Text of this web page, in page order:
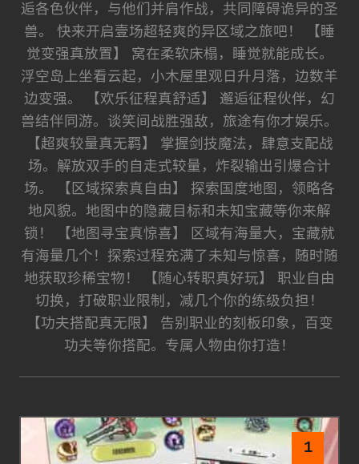
逅各色伙伴，与他们并肩作战，共同障碍诡异的圣
兽。 快来开启壹场超轻爽的异区域之旅吧！ 【睡
觉变强真放置】 窝在柔软床榻，睡觉就能成长。
浮空岛上坐看云起，小木屋里观日升月落，边数羊
边变强。 【欢乐征程真舒适】 邂逅征程伙伴，幻
兽结伴同游。谈笑间战胜强敌，旅途有你才娱乐。
【超爽较量真无羁】 掌握剑技魔法，肆意支配战
场。解放双手的自走式较量，炸裂输出引爆合计
场。 【区域探索真自由】 探索国度地图，领略各
地风貌。地图中的隐藏目标和未知宝藏等你来解
锁！ 【地图寻宝真惊喜】 区域有海量大，宝藏就
有海量几个！探索过程充满了未知与惊喜，随时随
地获取珍稀宝物！ 【随心转职真好玩】 职业自由
切换，打破职业限制，减几个你的练级负担！
【功夫搭配真无限】 告别职业的刻板印象，百变
功夫等你搭配。专属人物由你打造！
1